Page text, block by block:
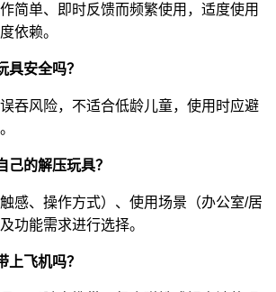
简单、即时反馈而频繁使用，适度使用
依赖。
具安全吗？
吞风险，不适合低龄儿童，使用时应避
己的解压玩具？
感、操作方式）、使用场景（办公室/居
功能需求进行选择。
上飞机吗？